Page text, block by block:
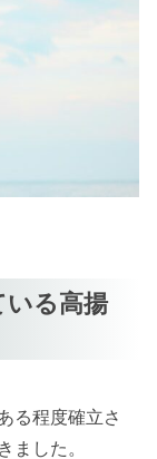
いる高揚
る程度確立さ
ました。